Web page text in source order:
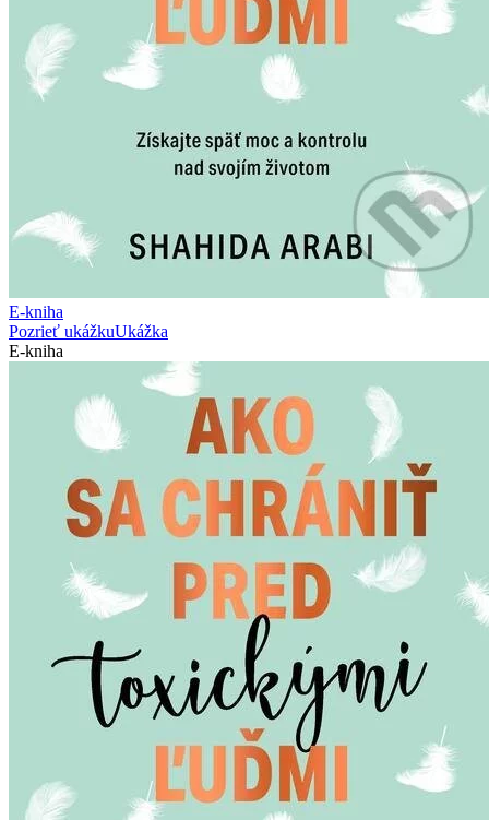
E-kniha
Pozrieť ukážkuUkážka
E-kniha